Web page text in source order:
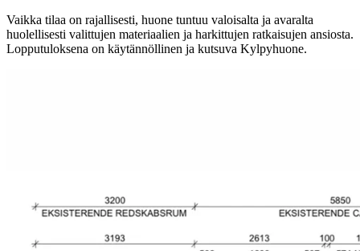
Vaikka tilaa on rajallisesti, huone tuntuu valoisalta ja avaralta
huolellisesti valittujen materiaalien ja harkittujen ratkaisujen ansiosta.
Lopputuloksena on käytännöllinen ja kutsuva Kylpyhuone.